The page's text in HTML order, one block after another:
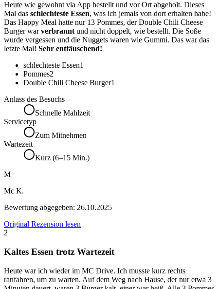
Heute wie gewohnt via App bestellt und vor Ort abgeholt. Dieses
Mal das schlechteste Essen, was ich jemals von dort erhalten habe!
Das Happy Meal hatte nur 13 Pommes, der Double Chili Cheese
Burger warverbrannt und nicht doppelt, wie bestellt. Die Soße
wurde vergessen und die Nuggets waren wie Gummi. Das war das
letzte Mal! Sehr enttäuschend!
schlechteste Essen1
Pommes2
Double Chili Cheese Burger1
Anlass des Besuchs
Schnelle Mahlzeit
Servicetyp
Zum Mitnehmen
Wartezeit
Kurz (6–15 Min.)
M
Mc K.
Bewertung abgegeben: 26.10.2025
Original Rezension lesen
2
Kaltes Essen trotz Wartezeit
Heute war ich wieder im MC Drive. Ich musste kurz rechts
ranfahren, um zu warten. Auf dem Weg nach Hause, der nur etwa 3